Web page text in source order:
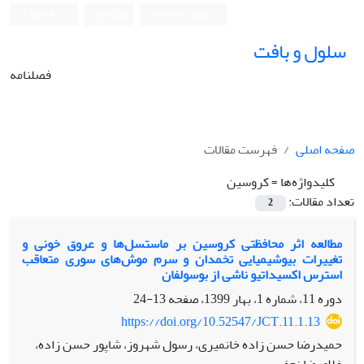
سلول و بافت
فصلنامه
صفحه اصلی
فهرست مقالات
کلیدواژه‌ها =کروسین
تعداد مقالات:
2
مطالعه اثر محافظتی کروسین بر ماست‏سل‌ها و عروق خونی و
تغییرات بیوشیمیایی تخمدان و سرم موش‌های سوری متعاقب
استرس اکسیداتیو ناشی از بوسولفان
دوره 11، شماره 1، بهار 1399، صفحه
13-24
https://doi.org/10.52547/JCT.11.1.13
حمیدرضا حسن‏ زاده خانمیری، رسول شهروز، شاپور حسن زاده،